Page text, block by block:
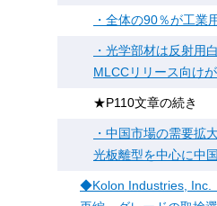
・全体の90％が工業
・光学部材は反射
MLCCリリース向け
★P110文章の続き
・中国市場の需要
光板離型を中心に中
◆Kolon Industries, Inc.